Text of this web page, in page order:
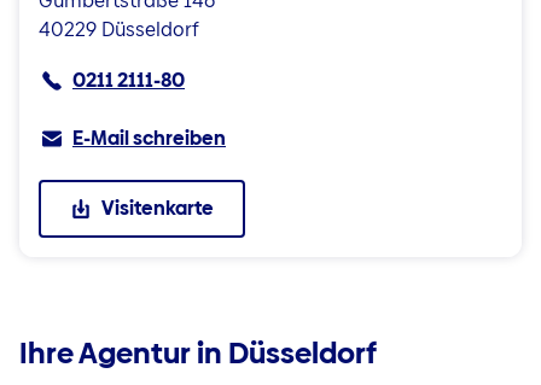
40229 Düsseldorf
0211 2111-80
E-Mail schreiben
Visitenkarte
Ihre Agentur in Düsseldorf